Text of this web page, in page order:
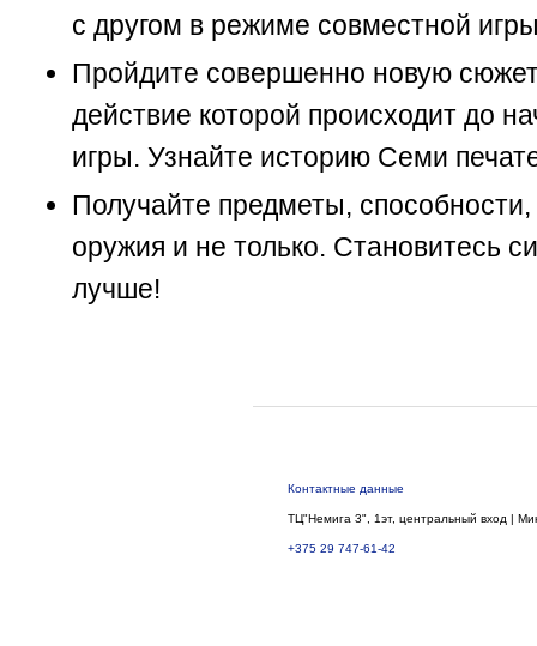
с другом в режиме совместной
Пройдите совершенно новую
действие которой происходит до
игры. Узнайте историю Семи
Получайте предметы,
оружия и не только. Становитесь
лучше!
Контактные данные
ТЦ"Немига 3", 1эт, центральный вход |
+375 29 747-61-42